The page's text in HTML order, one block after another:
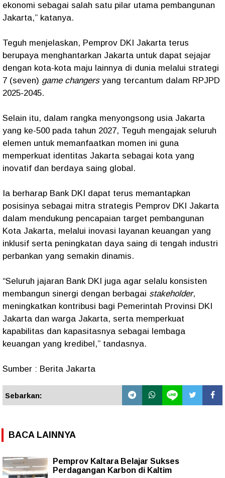
ekonomi sebagai salah satu pilar utama pembangunan
Jakarta,” katanya.
Teguh menjelaskan, Pemprov DKI Jakarta terus
berupaya menghantarkan Jakarta untuk dapat sejajar
dengan kota-kota maju lainnya di dunia melalui strategi
7 (seven) game changersyang tercantum dalam RPJPD
2025-2045.
Selain itu, dalam rangka menyongsong usia Jakarta
yang ke-500 pada tahun 2027, Teguh mengajak seluruh
elemen untuk memanfaatkan momen ini guna
memperkuat identitas Jakarta sebagai kota yang
inovatif dan berdaya saing global.
Ia berharap Bank DKI dapat terus memantapkan
posisinya sebagai mitra strategis Pemprov DKI Jakarta
dalam mendukung pencapaian target pembangunan
Kota Jakarta, melalui inovasi layanan keuangan yang
inklusif serta peningkatan daya saing di tengah industri
perbankan yang semakin dinamis.
“Seluruh jajaran Bank DKI juga agar selalu konsisten
membangun sinergi dengan berbagai stakeholder,
meningkatkan kontribusi bagi Pemerintah Provinsi DKI
Jakarta dan warga Jakarta, serta memperkuat
kapabilitas dan kapasitasnya sebagai lembaga
keuangan yang kredibel,” tandasnya.
Sumber : Berita Jakarta
Sebarkan:
BACA LAINNYA
Pemprov Kaltara Belajar Sukses
Perdagangan Karbon di Kaltim